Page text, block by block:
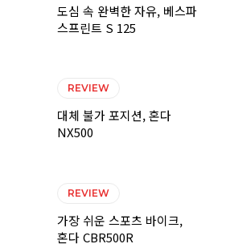
도심 속 완벽한 자유, 베스파
스프린트 S 125
REVIEW
대체 불가 포지션, 혼다
NX500
REVIEW
가장 쉬운 스포츠 바이크,
혼다 CBR500R